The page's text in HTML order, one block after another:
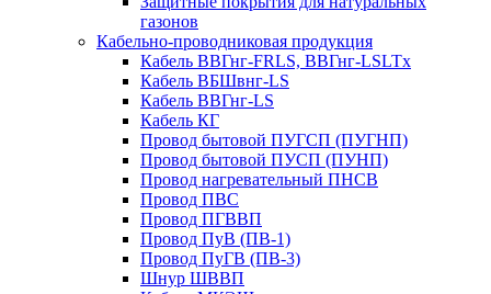
газонов
Кабельно-проводниковая продукция
Кабель ВВГнг-FRLS, ВВГнг-LSLTx
Кабель ВБШвнг-LS
Кабель ВВГнг-LS
Кабель КГ
Провод бытовой ПУГСП (ПУГНП)
Провод бытовой ПУСП (ПУНП)
Провод нагревательный ПНСВ
Провод ПВС
Провод ПГВВП
Провод ПуВ (ПВ-1)
Провод ПуГВ (ПВ-3)
Шнур ШВВП